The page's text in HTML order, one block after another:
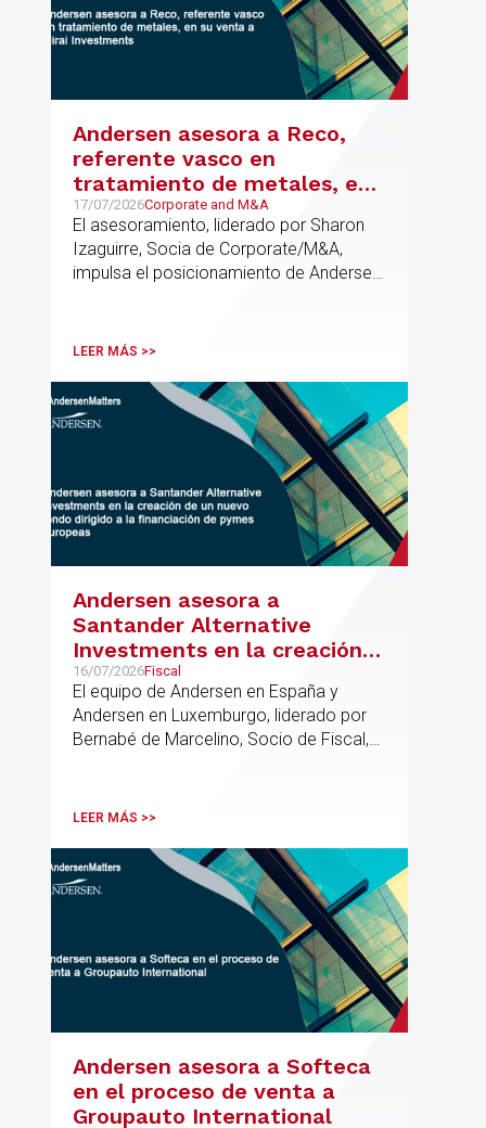
Andersen asesora a Reco,
referente vasco en
tratamiento de metales, en
su venta a Mirai Investments
17/07/2026Corporate and M&A
El asesoramiento, liderado por Sharon
Izaguirre, Socia de Corporate/M&A,
impulsa el posicionamiento de Andersen
procesos estratégicos de M&A
LEER MÁS >>
Andersen asesora a
Santander Alternative
Investments en la creación
de un nuevo fondo dirigido a
la financiación de pymes
europeas
16/07/2026Fiscal
El equipo de Andersen en España y
Andersen en Luxemburgo, liderado por
Bernabé de Marcelino, Socio de Fiscal,
formación del fondo, hasta el primer
LEER MÁS >>
Andersen asesora a Softeca
en el proceso de venta a
Groupauto International